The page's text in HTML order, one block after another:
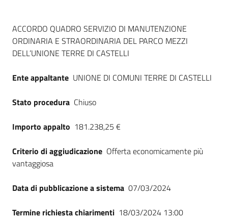
telematiche
English
site
Seguici
Dati del bando
ACCORDO QUADRO SERVIZIO DI MANUTENZIONE
ORDINARIA E STRAORDINARIA DEL PARCO MEZZI
DELL’UNIONE TERRE DI CASTELLI
Ente appaltante UNIONE DI COMUNI TERRE DI CASTELLI
Stato procedura Chiuso
Importo appalto 181.238,25 €
Criterio di aggiudicazione Offerta economicamente più
vantaggiosa
Data di pubblicazione a sistema 07/03/2024
Termine richiesta chiarimenti 18/03/2024 13:00